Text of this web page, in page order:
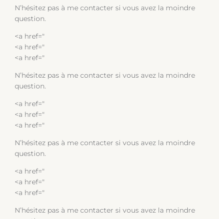
N’hésitez pas à me contacter si vous avez la moindre
question.
<a href="
<a href="
<a href="
N’hésitez pas à me contacter si vous avez la moindre
question.
<a href="
<a href="
<a href="
N’hésitez pas à me contacter si vous avez la moindre
question.
<a href="
<a href="
<a href="
N’hésitez pas à me contacter si vous avez la moindre